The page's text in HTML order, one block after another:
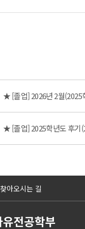
★ [졸업] 2026년 2월(2025
★ [졸업] 2025학년도 후기
찾아오시는 길